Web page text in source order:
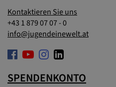
Kontaktieren Sie uns
+43 1 879 07 07 - 0
info@jugendeinewelt.at
SPENDENKONTO